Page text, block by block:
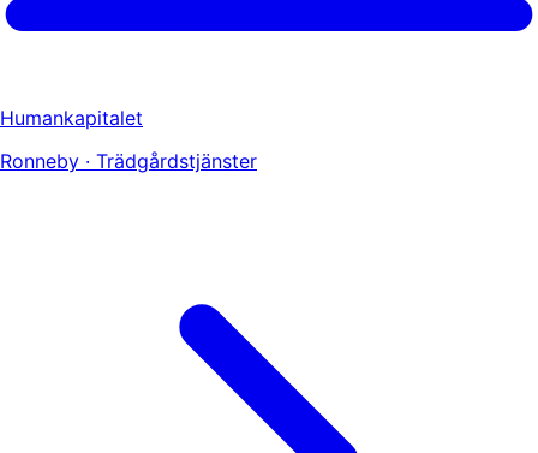
Humankapitalet
Ronneby · Trädgårdstjänster